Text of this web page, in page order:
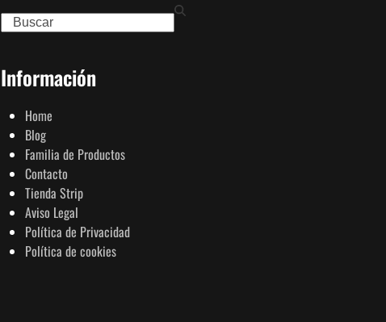
Search
Información
Home
Blog
Familia de Productos
Contacto
Tienda Strip
Aviso Legal
Política de Privacidad
Política de cookies